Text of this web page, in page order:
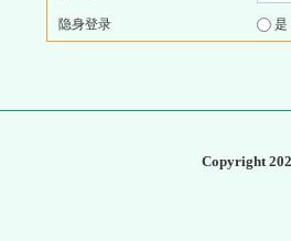
隐身登录
Copyright